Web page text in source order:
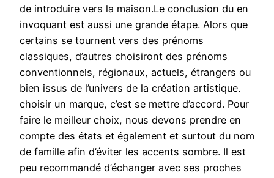
de introduire vers la maison.Le conclusion du en
invoquant est aussi une grande étape. Alors que
certains se tournent vers des prénoms
classiques, d’autres choisiront des prénoms
conventionnels, régionaux, actuels, étrangers ou
bien issus de l’univers de la création artistique.
choisir un marque, c’est se mettre d’accord. Pour
faire le meilleur choix, nous devons prendre en
compte des états et également et surtout du nom
de famille afin d’éviter les accents sombre. Il est
peu recommandé d’échanger avec ses proches